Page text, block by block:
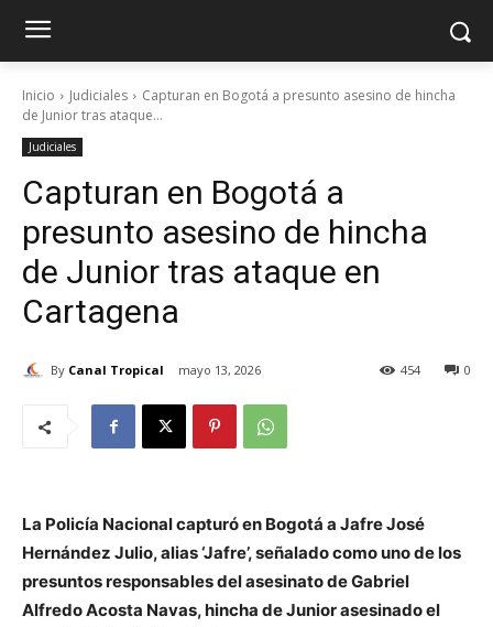
Inicio Judiciales
Capturan en Bogotá a presunto asesino de hincha
de Junior tras ataque...
Judiciales
Capturan en Bogotá a
presunto asesino de hincha
de Junior tras ataque en
Cartagena
By Canal Tropical mayo 13, 2026 0
454
La Policía Nacional capturó en Bogotá a Jafre José
Hernández Julio, alias ‘Jafre’, señalado como uno de los
presuntos responsables del asesinato de Gabriel
Alfredo Acosta Navas, hincha de Junior asesinado el